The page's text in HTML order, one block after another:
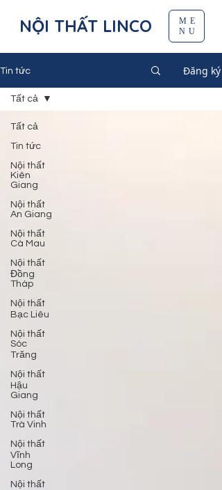
NỘI THẤT LINCO
ME
NU
Tin tức Đăng ký
Tất cả
Tin tức
Nội thất
Kiên
Giang
Nội thất
An Giang
Nội thất
Cà Mau
Nội thất
Đồng
Tháp
Nội thất
Bạc Liêu
Nội thất
Sóc
Trăng
Nội thất
Hậu
Giang
Nội thất
Trà Vinh
Nội thất
Vĩnh
Long
Nội thất
Tất cả